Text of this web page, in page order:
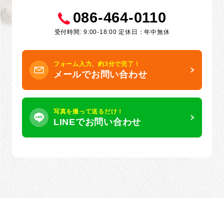
086-464-0110
受付時間: 9:00-18:00 定休日：年中無休
フォーム入力、約3分で完了！
メールでお問い合わせ
写真を撮って送るだけ！
LINEでお問い合わせ